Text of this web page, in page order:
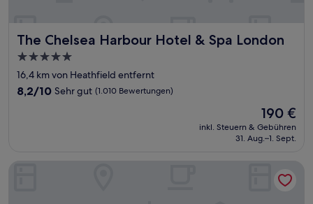
The Chelsea Harbour Hotel & Spa London
The Chelsea Harbour Hotel & Spa London
5.0-
Sterne-
Unterkunft
16,4 km von Heathfield entfernt
8.2
Bewertungen)
8,2/10 Sehr gut (1.010 Bewertungen)
Der
Preis
beträgt
190 €
inkl. Steuern & Gebühren
31. Aug.–1. Sept.
Otherwander Soho Pod Hotel (ADULTS ONLY)